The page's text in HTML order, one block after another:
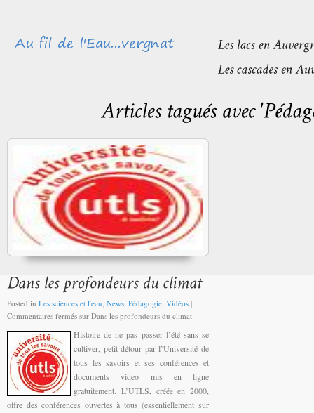
Posted in Les sciences et l'eau News Pédagogie Vidéos |
Commentaires fermés sur Dans les profondeurs du climat
Histoire de ne pas passer l’été sans se
cultiver, petit détour par l’Université de
tous les savoirs et ses conférences et
documents video mis en ligne
gratuitement. L’UTLS, créée en 2000,
offre des conférences ouvertes à tous (essentiellement sur